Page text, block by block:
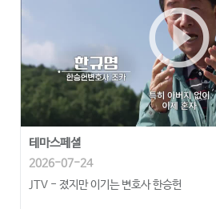
play_circle_outline
테마스페셜
2026-07-24